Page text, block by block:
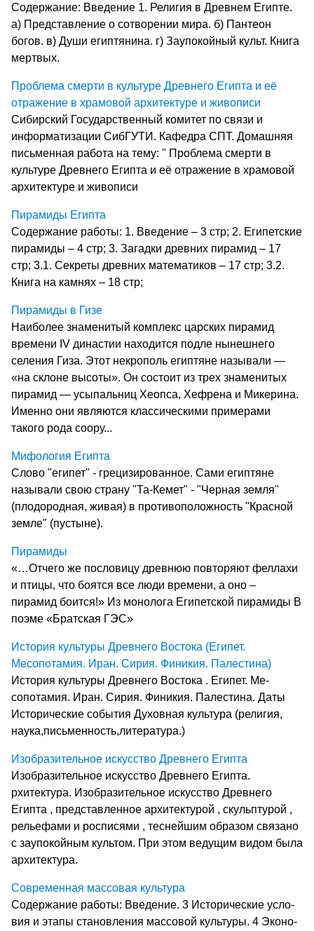
Содержание: Введение 1. Религия в Древнем Египте.
а) Представление о сотворении мира. б) Пантеон
богов. в) Души египтянина. г) Заупокойный культ. Книга
мертвых.
Проблема смерти в культуре Древнего Египта и её
отражение в храмовой архитектуре и живописи
Сибирский Государственный комитет по связи и
информатизации СибГУТИ. Кафедра СПТ. Домашняя
письменная работа на тему: " Проблема смерти в
культуре Древнего Египта и её отражение в храмовой
архитектуре и живописи
Пирамиды Египта
Содержание работы: 1. Введение – 3 стр; 2. Египетские
пирамиды – 4 стр; 3. Загадки древних пирамид – 17
стр; 3.1. Секреты древних математиков – 17 стр; 3.2.
Книга на камнях – 18 стр;
Пирамиды в Гизе
Наиболее знаменитый комплекс царских пирамид
времени IV династии находится подле нынешнего
селения Гиза. Этот некрополь египтяне называли —
«на склоне высоты». Он состоит из трех знаменитых
пирамид — усыпальниц Хеопса, Хефрена и Микерина.
Именно они являются классическими примерами
такого рода соору...
Мифология Египта
Слово "египет" - грецизированное. Сами египтяне
называли свою страну "Та-Кемет" - "Черная земля"
(плодородная, живая) в противоположность "Красной
земле" (пустыне).
Пирамиды
«…Отчего же пословицу древнюю повторяют феллахи
и птицы, что боятся все люди времени, а оно –
пирамид боится!» Из монолога Египетской пирамиды В
поэме «Братская ГЭС»
История культуры Древнего Востока (Египет.
Месопотамия. Иран. Сирия. Финикия. Палестина)
История культуры Древнего Востока . Еги­пет. Ме­
сопотамия. Иран. Сирия. Фи­никия. Па­лестина. Даты
Исторические события Духовная культура (религия,
наука,письменность,литература.)
Изобразительное искусство Древнего Египта
Изобразительное искусство Древнего Египта.
рхитектура. Изобразительное искусство Древнего
Египта , представленное архитектурой , скульптурой ,
рельефами и росписями , теснейшим образом связано
с заупокойным культом. При этом ведущим видом была
архитектура.
Современная массовая культура
Со­дер­жа­ние ра­бо­ты: Введение. 3 Ис­то­ри­че­ские ус­ло­
вия и эта­пы ста­нов­ле­ния мас­со­вой куль­ту­ры. 4 Эко­но­